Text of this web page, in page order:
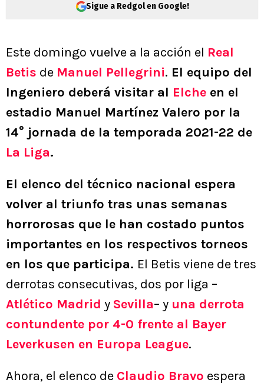
Sigue a Redgol en Google!
Este domingo vuelve a la acción el Real
Betis de Manuel Pellegrini. El equipo del
Ingeniero deberá visitar al Elche en el
estadio Manuel Martínez Valero por la
14° jornada de la temporada 2021-22 de
La Liga.
El elenco del técnico nacional espera
volver al triunfo tras unas semanas
horrorosas que le han costado puntos
importantes en los respectivos torneos
en los que participa. El Betis viene de tres
derrotas consecutivas, dos por liga –
Atlético Madrid y Sevilla– y una derrota
contundente por 4-0 frente al Bayer
Leverkusen en Europa League.
Ahora, el elenco de Claudio Bravo espera